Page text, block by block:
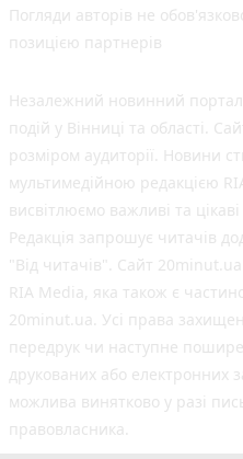
Погляди авторів не
позицією партнерів
Незалежний новинний
подій у Вінниці та області.
розміром аудиторії. Новини
мультимедійною редакцією
висвітлюємо важливі та
Редакція запрошує читачів
"Від читачів". Сайт
RIA Media, яка також є
20minut.ua. Усі права
передрук чи наступне
друкованих або електронних
можлива винятково у разі
правовласника.